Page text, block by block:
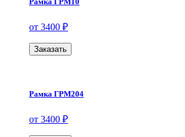
от 3400 ₽
Заказать
Рамка ГРМ204
от 3400 ₽